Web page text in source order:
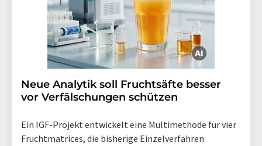
Neue Analytik soll Fruchtsäfte besser
vor Verfälschungen schützen
Ein IGF-Projekt entwickelt eine Multimethode für vier
Fruchtmatrices, die bisherige Einzelverfahren